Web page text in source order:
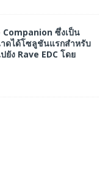
ซึ่งเป็น
ดได้โซลูชันแรกสำหรับ
ยัง Rave EDC โดย